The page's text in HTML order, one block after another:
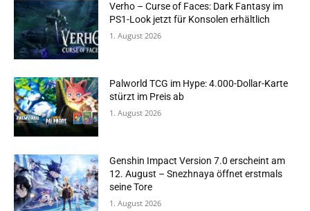
Verho – Curse of Faces: Dark Fantasy im
PS1-Look jetzt für Konsolen erhältlich
1. August 2026
Palworld TCG im Hype: 4.000-Dollar-Karte
stürzt im Preis ab
1. August 2026
Genshin Impact Version 7.0 erscheint am
12. August – Snezhnaya öffnet erstmals
seine Tore
1. August 2026